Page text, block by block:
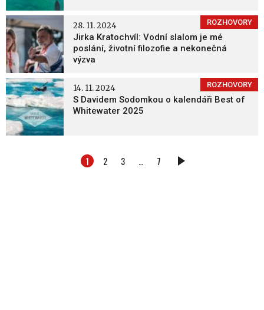
ROZHOVORY
Jirka Kratochvíl: Vodní slalom je mé
poslání, životní filozofie a nekonečná
výzva
28. 11. 2024
ROZHOVORY
S Davidem Sodomkou o kalendáři Best of
Whitewater 2025
14. 11. 2024
1 2 3 … 7
DALŠÍ